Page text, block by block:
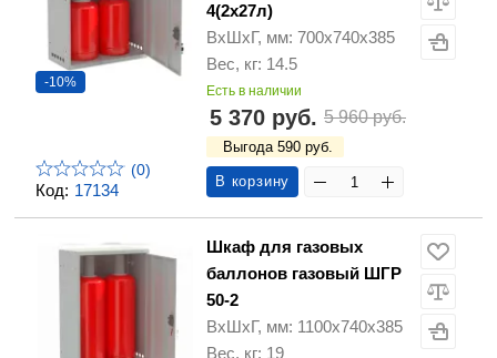
Код: 17134
-10%
(0)
4(2х27л)
ВхШхГ, мм: 700х740х385
Вес, кг: 14.5
Есть в наличии
5 370 руб. 5 960 руб.
Выгода 590 руб.
В корзину
Шкаф для газовых
баллонов газовый ШГР
50-2
ВхШхГ, мм: 1100х740х385
Вес, кг: 19